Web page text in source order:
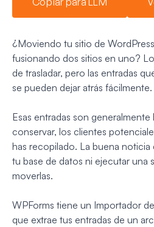
¿Moviendo tu sitio de
fusionando dos sitios en uno?
de trasladar, pero las entradas
se pueden dejar atrás fácilmente.
Esas entradas son
conservar, los clientes
has recopilado. La buena
tu base de datos ni ejecutar una
moverlas.
WPForms tiene un Importador
que extrae tus entradas de un